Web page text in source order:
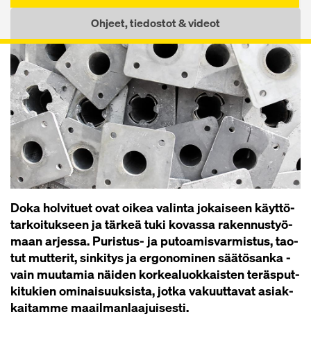
Ohjeet, tiedostot & videot
Doka hol­vi­tuet ovat oi­kea va­lin­ta jo­kai­seen käyt­tö­
tar­koi­tuk­seen ja tär­keä tu­ki ko­vas­sa ra­ken­nus­työ­
maan ar­jes­sa. Pu­ris­tus- ja pu­toa­mis­var­mis­tus, tao­
tut mut­te­rit, sin­ki­tys ja er­go­no­mi­nen sää­tö­san­ka -
vain muu­ta­mia näi­den kor­kea­luok­kais­ten te­räs­put­
ki­tu­kien omi­nai­suuk­sis­ta, jot­ka va­kuut­ta­vat asiak­
kai­tam­me maa­il­man­laa­jui­ses­ti.